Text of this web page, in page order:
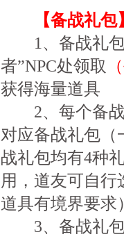
【备战礼包
1、备战礼
者”NPC处领取
获得海量道具
2、每个备战
对应备战礼包（
战礼包均有4种
用，道友可自
道具有境界要求
3、备战礼